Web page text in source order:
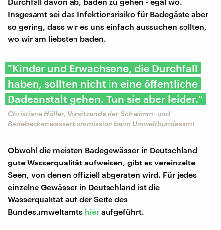
Insgesamt sei das Infektionsrisiko für Badegäste aber
so gering, dass wir es uns einfach aussuchen sollten,
wo wir am liebsten baden.
"Kinder und Erwachsene, die Durchfall
haben, sollten nicht in eine öffentliche
Badeanstalt gehen. Tun sie aber leider."
Christiane Höller, Vorsitzende der Schwimm- und
Badebeckenwasserkommission beim Umweltbundesamt
Obwohl die meisten Badegewässer in Deutschland
gute Wasserqualität aufweisen, gibt es vereinzelte
Seen, von denen offiziell abgeraten wird. Für jedes
einzelne Gewässer in Deutschland ist die
Wasserqualität auf der Seite des
Bundesumweltamts hier aufgeführt.